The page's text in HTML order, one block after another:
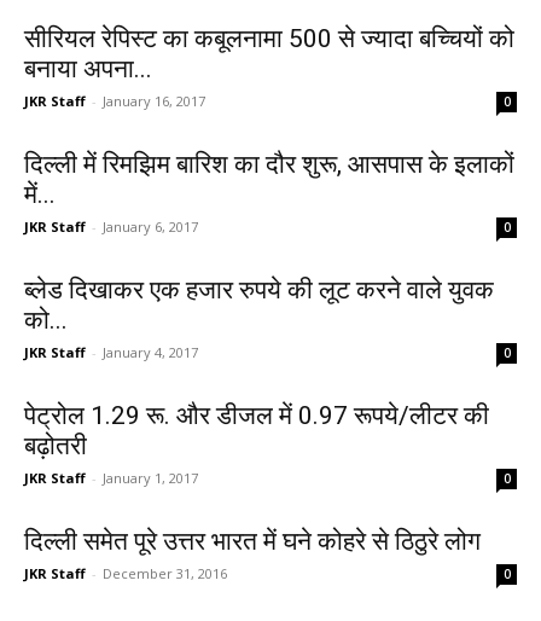
सीरियल रेपिस्ट का कबूलनामा 500 से ज्यादा बच्चियों को
बनाया अपना...
JKR Staff - January 16, 2017 0
दिल्ली में रिमझिम बारिश का दौर शुरू, आसपास के इलाकों
में...
JKR Staff - January 6, 2017 0
ब्लेड दिखाकर एक हजार रुपये की लूट करने वाले युवक
को...
JKR Staff - January 4, 2017 0
पेट्रोल 1.29 रू. और डीजल में 0.97 रूपये/लीटर की
बढ़ोतरी
JKR Staff - January 1, 2017 0
दिल्ली समेत पूरे उत्तर भारत में घने कोहरे से ठिठुरे लोग
JKR Staff - December 31, 2016 0